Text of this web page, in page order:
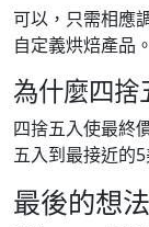
可以，只需相應
自定義烘焙產品。
為什麼四捨
四捨五入使最終
五入到最接近的
最後的想法